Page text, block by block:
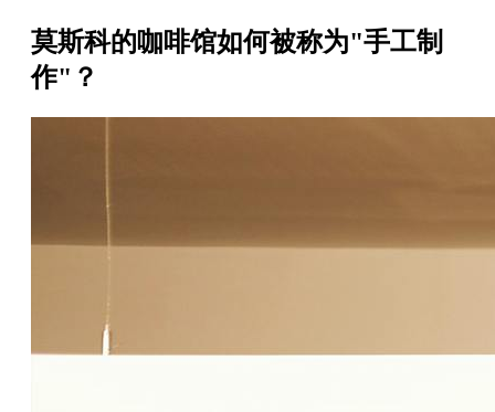
莫斯科的咖啡馆如何被称为"手工制
作"？